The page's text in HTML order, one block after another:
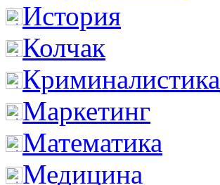
История
Колчак
Криминалистика
Маркетинг
Математика
Медицина